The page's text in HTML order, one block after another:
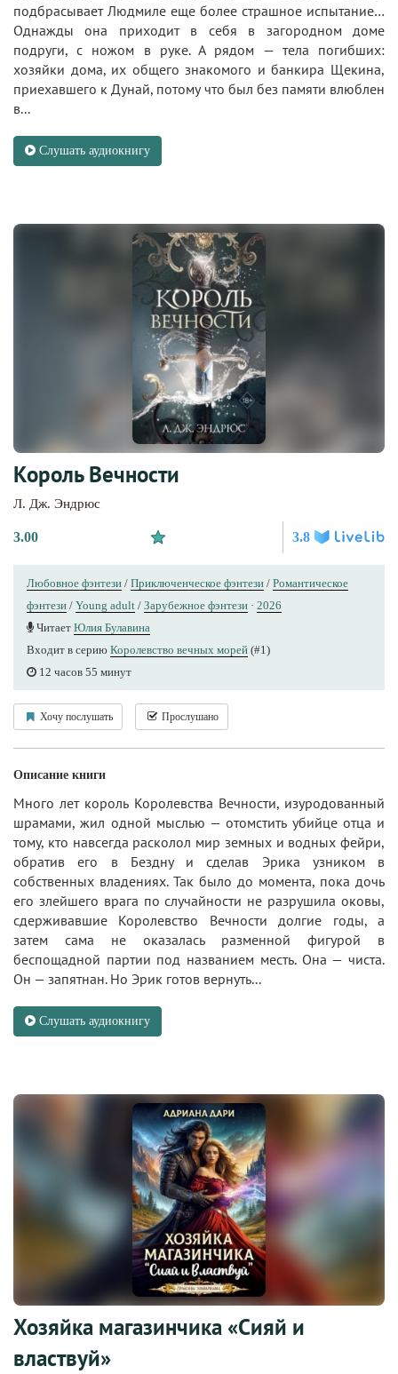
подбрасывает Людмиле еще более страшное испытание…
Однажды она приходит в себя в загородном доме
подруги, с ножом в руке. А рядом — тела погибших:
хозяйки дома, их общего знакомого и банкира Щекина,
приехавшего к Дунай, потому что был без памяти влюблен
в...
Слушать аудиокнигу
Король Вечности
Л. Дж. Эндрюс
3.00 3.8
Любовное фэнтези / Приключенческое фэнтези / Романтическое
фэнтези / Young adult / Зарубежное фэнтези · 2026
Читает Юлия Булавина
Входит в серию Королевство вечных морей (#1)
12 часов 55 минут
Хочу послушать Прослушано
Описание книги
Много лет король Королевства Вечности, изуродованный
шрамами, жил одной мыслью — отомстить убийце отца и
тому, кто навсегда расколол мир земных и водных фейри,
обратив его в Бездну и сделав Эрика узником в
собственных владениях. Так было до момента, пока дочь
его злейшего врага по случайности не разрушила оковы,
сдерживавшие Королевство Вечности долгие годы, а
затем сама не оказалась разменной фигурой в
беспощадной партии под названием месть. Она — чиста.
Он — запятнан. Но Эрик готов вернуть...
Слушать аудиокнигу
Хозяйка магазинчика «Сияй и
властвуй»